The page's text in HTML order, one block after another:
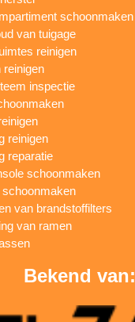
schoonmaken
van tuigage
reinigen
reinigen
inspectie
reinigen
reparatie
schoonmaken
schoonmaken
van brandstoffilters
van ramen
Bekend van: